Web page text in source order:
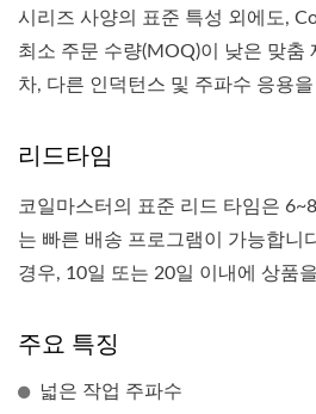
시리즈 사양의 표준 특성 외에도,
최소 주문 수량(MOQ)이 낮은 맞춤
차, 다른 인덕턴스 및 주파수 응용
리드타임
코일마스터의 표준 리드 타임은
는 빠른 배송 프로그램이 가능합니
경우, 10일 또는 20일 이내에 상품
주요 특징
넓은 작업 주파수